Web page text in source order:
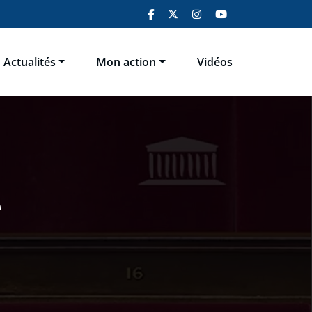
Actualités Mon action Vidéos